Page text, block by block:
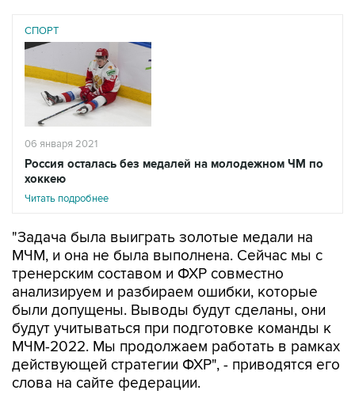
СПОРТ
06 января 2021
Россия осталась без медалей на молодежном ЧМ по
хоккею
Читать подробнее
"Задача была выиграть золотые медали на
МЧМ, и она не была выполнена. Сейчас мы с
тренерским составом и ФХР совместно
анализируем и разбираем ошибки, которые
были допущены. Выводы будут сделаны, они
будут учитываться при подготовке команды к
МЧМ-2022. Мы продолжаем работать в рамках
действующей стратегии ФХР", - приводятся его
слова на сайте федерации.